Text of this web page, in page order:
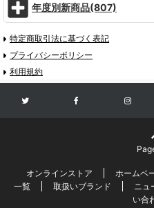
年度別新商品(807)
特定商取引法に基づく表記
プライバシーポリシー
利用規約
オンラインストア ホームペ
一覧
取扱いブランド ニュ
い合